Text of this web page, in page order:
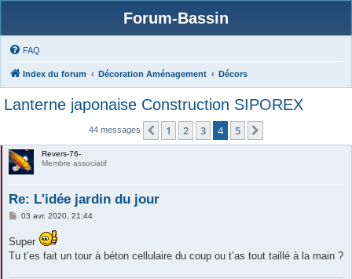
Forum-Bassin
FAQ
Index du forum Décoration Aménagement Décors
Lanterne japonaise Construction SIPOREX
44 messages Précédente
1 2 3 4 5
Revers-76-
Membre associatif
Re: L'idée jardin du jour
M
s
a
g
03 avr. 2020, 21:44
Super
Tu t’es fait un tour à béton cellulaire du coup ou t’as tout taillé à la main ?